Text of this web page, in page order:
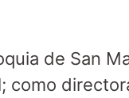
de San
como